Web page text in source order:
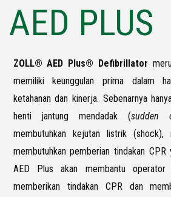
AED PLUS
ZOLL® AED Plus® Defibrillator
memiliki keunggulan prima dalam
ketahanan dan kinerja. Sebenarnya
henti jantung mendadak (sudden
membutuhkan kejutan listrik (shock),
membutuhkan pemberian tindakan CPR
AED Plus akan membantu
memberikan tindakan CPR dan